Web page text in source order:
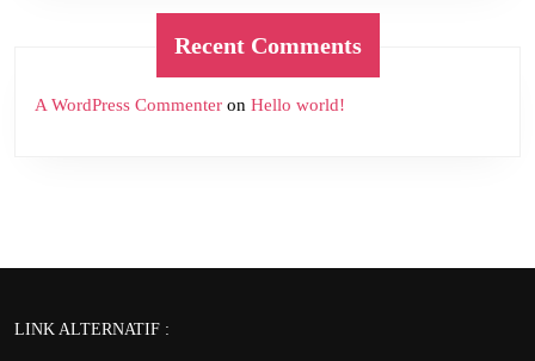
Recent Comments
A WordPress Commenter on Hello world!
LINK ALTERNATIF :